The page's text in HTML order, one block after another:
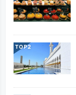
TOP